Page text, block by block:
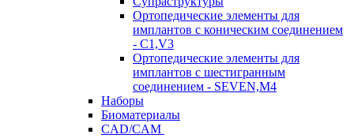
Ортопедические элементы для
имплантов с коническим соединением
- C1,V3
Ортопедические элементы для
имплантов с шестигранным
соединением - SEVEN,M4
Наборы
Биоматериалы
CAD/CAM